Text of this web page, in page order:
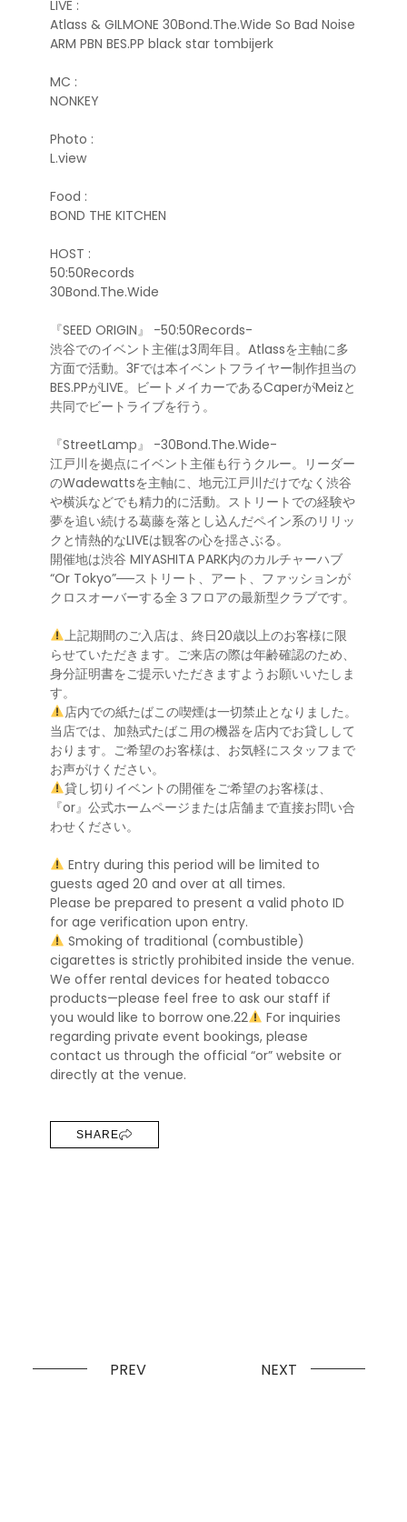
LIVE :
Atlass & GILMONE 30Bond.The.Wide So Bad Noise
ARM PBN BES.PP black star tombijerk
MC :
NONKEY
Photo :
L.view
Food :
BOND THE KITCHEN
HOST :
50:50Records
30Bond.The.Wide
『SEED ORIGIN』 -50:50Records-
渋谷でのイベント主催は3周年目。Atlassを主軸に多
方面で活動。3Fでは本イベントフライヤー制作担当の
BES.PPがLIVE。ビートメイカーであるCaperがMeizと
共同でビートライブを行う。
『StreetLamp』 -30Bond.The.Wide-
江戸川を拠点にイベント主催も行うクルー。リーダー
のWadewattsを主軸に、地元江戸川だけでなく渋谷
や横浜などでも精力的に活動。ストリートでの経験や
夢を追い続ける葛藤を落とし込んだペイン系のリリッ
クと情熱的なLIVEは観客の心を揺さぶる。
開催地は渋谷 MIYASHITA PARK内のカルチャーハブ
“Or Tokyo”──ストリート、アート、ファッションが
クロスオーバーする全３フロアの最新型クラブです。
上記期間のご入店は、終日20歳以上のお客様に限
らせていただきます。ご来店の際は年齢確認のため、
身分証明書をご提示いただきますようお願いいたしま
す。
店内での紙たばこの喫煙は一切禁止となりました。
当店では、加熱式たばこ用の機器を店内でお貸しして
おります。ご希望のお客様は、お気軽にスタッフまで
お声がけください。
貸し切りイベントの開催をご希望のお客様は、
『or』公式ホームページまたは店舗まで直接お問い合
わせください。
Entry during this period will be limited to
guests aged 20 and over at all times.
Please be prepared to present a valid photo ID
for age verification upon entry.
Smoking of traditional (combustible)
cigarettes is strictly prohibited inside the venue.
We offer rental devices for heated tobacco
products—please feel free to ask our staff if
you would like to borrow one.22
For inquiries
regarding private event bookings, please
contact us through the official “or” website or
directly at the venue.
SHARE
PREV NEXT